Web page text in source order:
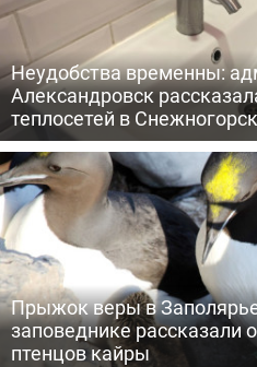
Неудобства временны:
Александровск
теплосетей в
Прыжок веры в
заповеднике рассказали
птенцов кайры